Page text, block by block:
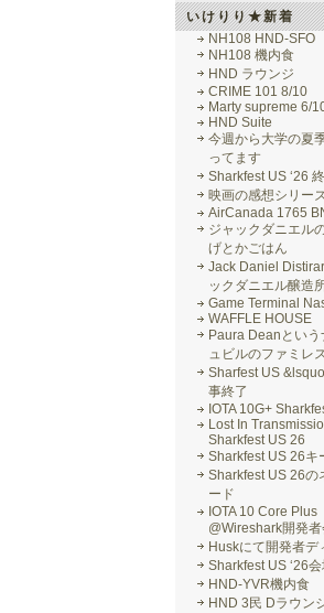
いけりり★新着
NH108 HND-SFO
NH108 機内食
HND ラウンジ
CRIME 101 8/10
Marty supreme 6/
HND Suite
今週から大学の夏
ってます
Sharkfest US ‘26
映画の感想シリー
AirCanada 1765
ジャックダニエル
げとかごはん
Jack Daniel
ックダニエル醸造
Game Terminal
WAFFLE HOUSE
Paura Deanという
ュビルのファミレ
Sharfest US
事終了
IOTA 10G+
Lost In
Sharkfest US 26
Sharkfest US 26キ
Sharkfest US 26の
ード
IOTA 10 Core Plus
@Wireshark開発
Huskにて開発者デ
Sharkfest US ‘26
HND-YVR機内食
HND 3民 Dラウン